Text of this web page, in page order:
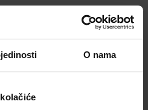
O nama
sigurna?
usluge koja koristi